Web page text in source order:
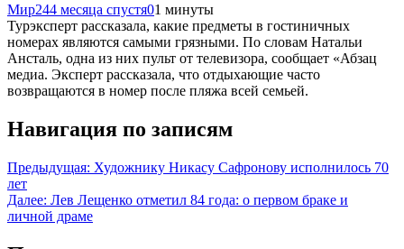
Мир244 месяца спустя01 минуты
Турэксперт рассказала, какие предметы в гостиничных
номерах являются самыми грязными. По словам Натальи
Ансталь, одна из них пульт от телевизора, сообщает «Абзац
медиа. Эксперт рассказала, что отдыхающие часто
возвращаются в номер после пляжа всей семьей.
Навигация по записям
Предыдущая: Художнику Никасу Сафронову исполнилось 70
лет
Далее: Лев Лещенко отметил 84 года: о первом браке и
личной драме